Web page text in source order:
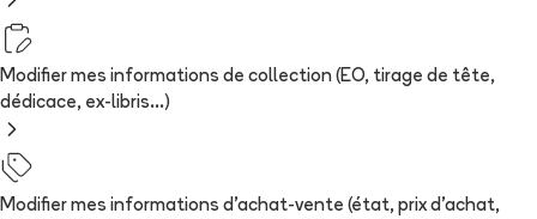
Modifier mes informations de collection (EO, tirage de tête,
dédicace, ex-libris...)
Modifier mes informations d'achat-vente (état, prix d'achat,